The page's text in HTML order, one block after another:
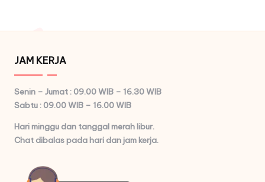
JAM KERJA
Senin – Jumat : 09.00 WIB – 16.30 WIB
Sabtu : 09.00 WIB – 16.00 WIB
Hari minggu dan tanggal merah libur.
Chat dibalas pada hari dan jam kerja.